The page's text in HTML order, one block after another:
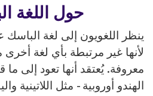
حول اللغة
ينظر اللغويون إلى لغة الباسك
لأنها غير مرتبطة بأي لغة أخرى
معروفة. يُعتقد أنها تعود إلى
الهندو أوروبية - مثل اللاتينية